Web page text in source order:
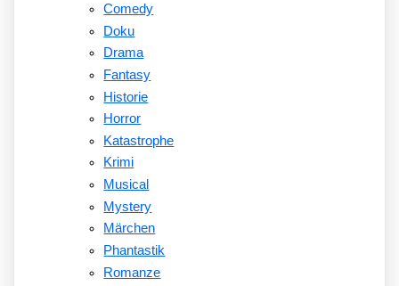
Comedy
Doku
Drama
Fantasy
Historie
Horror
Katastrophe
Krimi
Musical
Mystery
Märchen
Phantastik
Romanze